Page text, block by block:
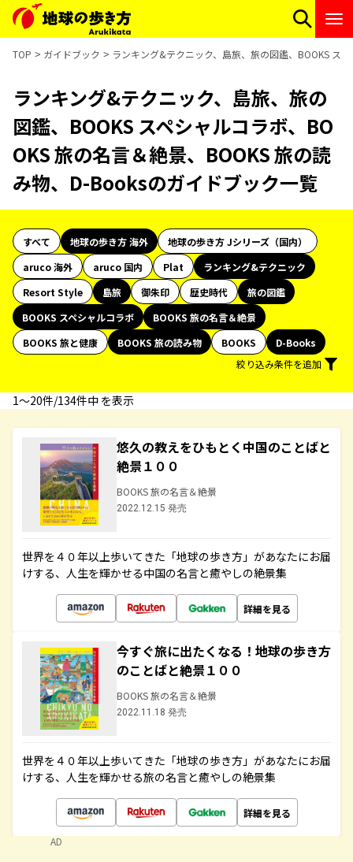
TOP ガイドブック ランキング&テクニック、島旅、旅の図鑑、BOOKS ス
ランキング&テクニック、島旅、旅の
図鑑、BOOKS スペシャルコラボ、BO
OKS 旅の名言＆絶景、BOOKS 旅の読
み物、D-Booksのガイドブック一覧
すべて 地球の歩き方 海外
地球の歩き方 Jシリーズ（国内）
aruco 海外
aruco 国内 Plat
ランキング&テクニック
Resort Style
島旅 御朱印 歴史時代
旅の図鑑
BOOKS スペシャルコラボ
BOOKS 旅の名言＆絶景
BOOKS 旅と健康
BOOKS 旅の読み物 BOOKS
D-Books
絞り込み条件を追加
1〜20件/134件中 を表示
悠久の教えをひもとく中国のことばと
絶景１００
BOOKS 旅の名言＆絶景
2022.12.15 発売
世界を４０年以上歩いてきた「地球の歩き方」があなたにお届
けする、人生を輝かせる中国の名言と癒やしの絶景集
詳細を見る
今すぐ旅に出たくなる！地球の歩き方
のことばと絶景１００
BOOKS 旅の名言＆絶景
2022.11.18 発売
世界を４０年以上歩いてきた「地球の歩き方」があなたにお届
けする、人生を輝かせる旅の名言と癒やしの絶景集
詳細を見る
AD